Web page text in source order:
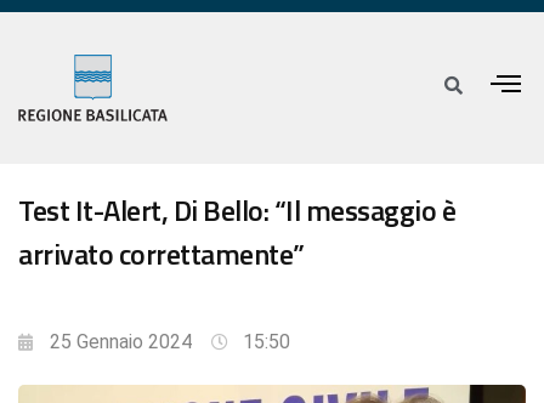
Test It-Alert, Di Bello: “Il messaggio è
arrivato correttamente”
25 Gennaio 2024 15:50